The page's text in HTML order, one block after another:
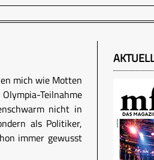
mich wie Motten
Teilnahme
nicht in
als Politiker,
immer gewusst